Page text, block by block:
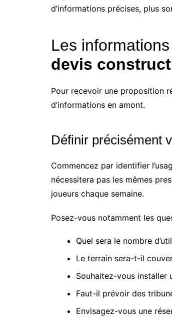
d’informations précises, plus
Les
devis
Pour recevoir une proposition
d’informations en amont.
Définir précisément
Commencez par identifier
nécessitera pas les mêmes
joueurs chaque semaine.
Posez-vous notamment les
Quel sera le nombre
Le terrain sera-t-il
Souhaitez-vous installer
Faut-il prévoir des
Envisagez-vous une